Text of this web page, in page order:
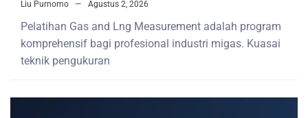
Liu Purnomo Agustus 2, 2026
Pelatihan Gas and Lng Measurement adalah program
komprehensif bagi profesional industri migas. Kuasai
teknik pengukuran